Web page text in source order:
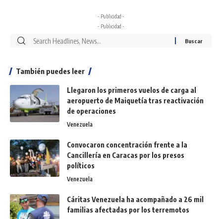
- Publicidad -
- Publicidad -
También puedes leer
Llegaron los primeros vuelos de carga al
aeropuerto de Maiquetía tras reactivación
de operaciones
Venezuela
Convocaron concentración frente a la
Cancillería en Caracas por los presos
políticos
Venezuela
Cáritas Venezuela ha acompañado a 26 mil
familias afectadas por los terremotos